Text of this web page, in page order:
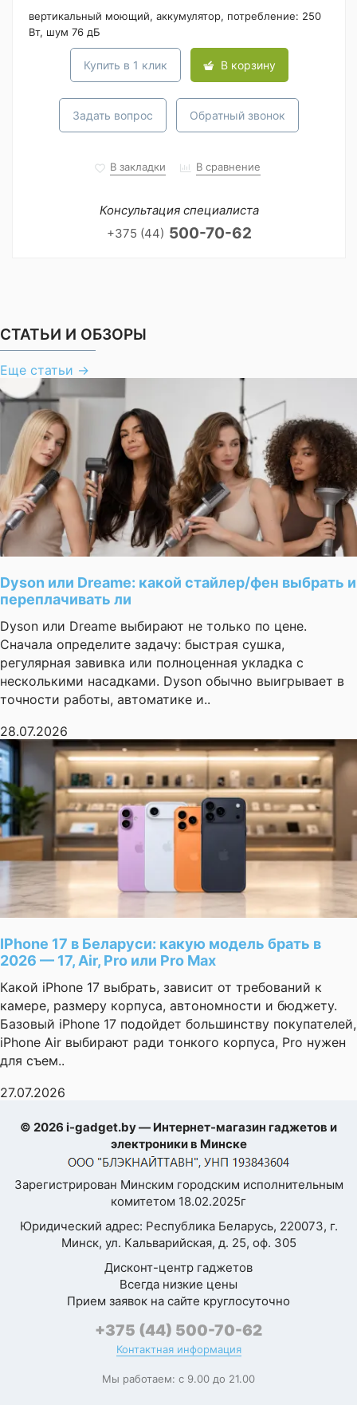
вертикальный моющий, аккумулятор, потребление: 250
Вт, шум 76 дБ
Купить в 1 клик В корзину
Задать вопрос Обратный звонок
В закладки В сравнение
Консультация специалиста
+375 (44) 500-70-62
СТАТЬИ И ОБЗОРЫ
Еще статьи →
Dyson или Dreame: какой стайлер/фен выбрать и
переплачивать ли
Dyson или Dreame выбирают не только по цене.
Сначала определите задачу: быстрая сушка,
регулярная завивка или полноценная укладка с
несколькими насадками. Dyson обычно выигрывает в
точности работы, автоматике и..
28.07.2026
IPhone 17 в Беларуси: какую модель брать в
2026 — 17, Air, Pro или Pro Max
Какой iPhone 17 выбрать, зависит от требований к
камере, размеру корпуса, автономности и бюджету.
Базовый iPhone 17 подойдет большинству покупателей,
iPhone Air выбирают ради тонкого корпуса, Pro нужен
для съем..
27.07.2026
© 2026 i-gadget.by — Интернет-магазин гаджетов и
электроники в Минске
Зарегистрирован Минским городским исполнительным
комитетом 18.02.2025г
Юридический адрес: Республика Беларусь, 220073, г.
Минск, ул. Кальварийская, д. 25, оф. 305
Дисконт-центр гаджетов
Всегда низкие цены
Прием заявок на сайте круглосуточно
+375 (44) 500-70-62
Контактная информация
Мы работаем: с 9.00 до 21.00